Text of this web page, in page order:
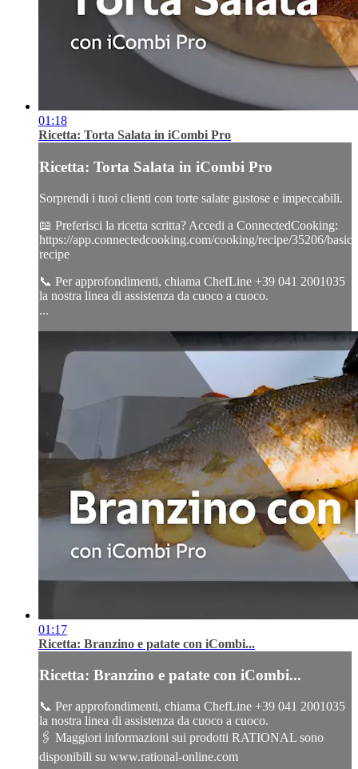
01:18
Ricetta: Torta Salata in iCombi Pro
Ricetta: Torta Salata in iCombi Pro
Sorprendi i tuoi clienti con torte salate gustose e impeccabili.
📖 Preferisci la ricetta scritta? Accedi a ConnectedCooking:
https://app.connectedcooking.com/cooking/recipe/35206/basic-
recipe
📞 Per approfondimenti, chiama ChefLine +39 041 2001035
la nostra linea di assistenza da cuoco a cuoco.
...
01:17
Ricetta: Branzino e patate con iCombi...
Ricetta: Branzino e patate con iCombi...
📞 Per approfondimenti, chiama ChefLine +39 041 2001035
la nostra linea di assistenza da cuoco a cuoco.
🖇️ Maggiori informazioni sui prodotti RATIONAL sono
disponibili su www.rational-online.com